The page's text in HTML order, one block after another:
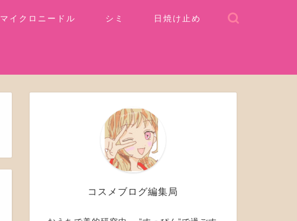
マイクロニードル シミ 日焼け止め
コスメブログ編集局